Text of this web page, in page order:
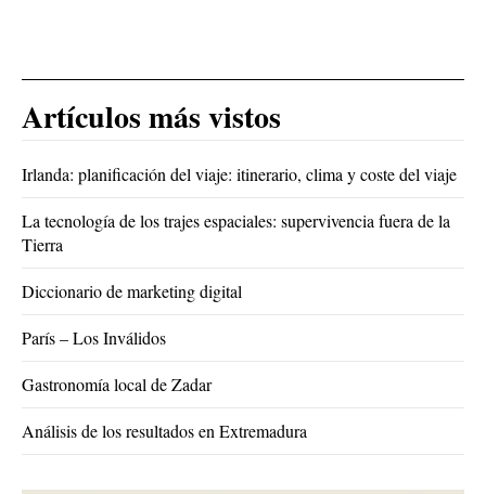
Artículos más vistos
Irlanda: planificación del viaje: itinerario, clima y coste del viaje
La tecnología de los trajes espaciales: supervivencia fuera de la
Tierra
Diccionario de marketing digital
París – Los Inválidos
Gastronomía local de Zadar
Análisis de los resultados en Extremadura